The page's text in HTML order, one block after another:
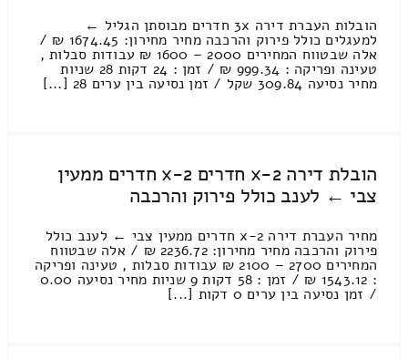
הובלות העברת דירה 3x חדרים מבוסתן הגליל ←
למעגלים כולל פירוק והרכבה מחיר מחירון: 1674.45 ₪ /
אלה שבטווח המחירים 2000 – 1600 ₪ עבודות סבלות ,
טעינה ופריקה : 999.34 ₪ / זמן : 24 דקות 28 שניות
מחיר נסיעה 309.84 שקל / זמן נסיעה בין ערים 28 [...]
הובלת דירה 2-x חדרים 2-x חדרים ממעין
צבי ← לענב כולל פירוק והרכבה
מחיר העברת דירה 2-x חדרים ממעין צבי ← לענב כולל
פירוק והרכבה מחיר מחירון: 2236.72 ₪ / אלה שבטווח
המחירים 2700 – 2100 ₪ עבודות סבלות , טעינה ופריקה
: 1543.12 ₪ / זמן : 58 דקות 9 שניות מחיר נסיעה 0.00
/ זמן נסיעה בין ערים 0 דקות [...]